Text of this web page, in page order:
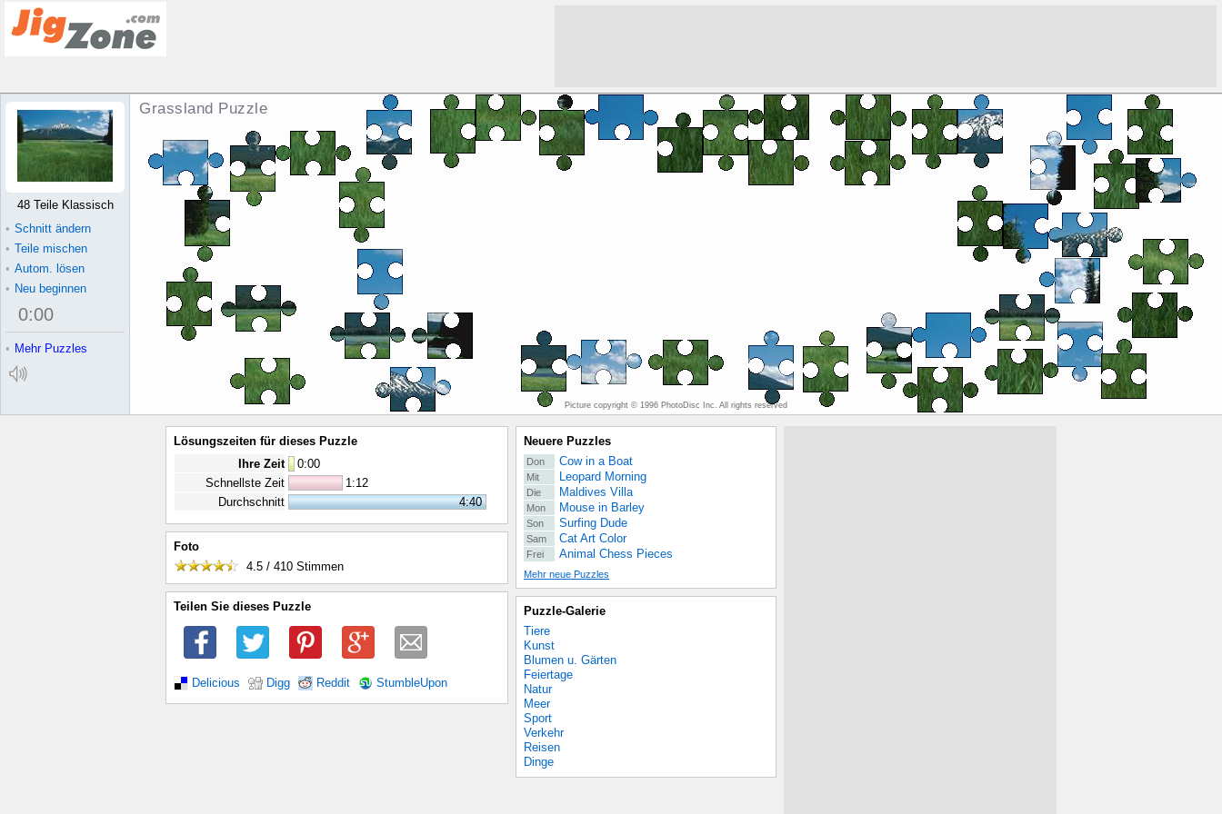
Grassland Puzzle
Picture copyright © 1996 PhotoDisc Inc. All rights reserved
48 Teile Klassisch
• Schnitt ändern
• Teile mischen
• Autom. lösen
• Neu beginnen
0:00
• Mehr Puzzles
Lösungszeiten für dieses Puzzle
Ihre Zeit
0:00
Schnellste Zeit
1:12
Durchschnitt
4:40
Foto
4.5 / 410 Stimmen
Teilen Sie dieses Puzzle
Delicious Digg Reddit StumbleUpon
Neuere Puzzles
Don Cow in a Boat
Mit Leopard Morning
Die Maldives Villa
Mon Mouse in Barley
Son Surfing Dude
Sam Cat Art Color
Frei Animal Chess Pieces
Mehr neue Puzzles
Puzzle-Galerie
Tiere
Kunst
Blumen u. Gärten
Feiertage
Natur
Meer
Sport
Verkehr
Reisen
Dinge